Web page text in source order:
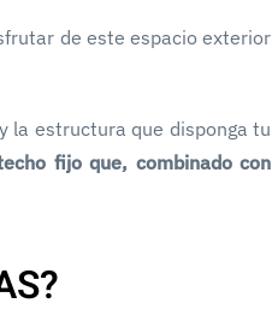
de este espacio exterior
la estructura que disponga tu
fijo que, combinado con